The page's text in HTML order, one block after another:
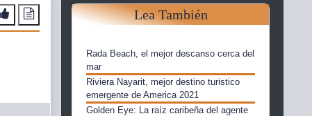
Lea También
Rada Beach, el mejor descanso cerca del
mar
Riviera Nayarit, mejor destino turistico
emergente de America 2021
Golden Eye: La raíz caribeña del agente